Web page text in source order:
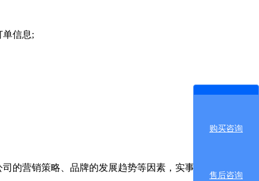
信息;
营销策略、品牌的发展趋势等因素，实事求是地预测辖
购买咨询
售后咨询